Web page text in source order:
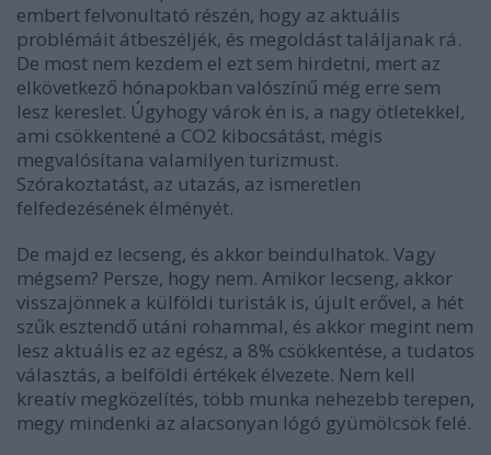
embert felvonultató részén, hogy az aktuális
problémáit átbeszéljék, és megoldást találjanak rá.
De most nem kezdem el ezt sem hirdetni, mert az
elkövetkező hónapokban valószínű még erre sem
lesz kereslet. Úgyhogy várok én is, a nagy ötletekkel,
ami csökkentené a CO2 kibocsátást, mégis
megvalósítana valamilyen turizmust.
Szórakoztatást, az utazás, az ismeretlen
felfedezésének élményét.
De majd ez lecseng, és akkor beindulhatok. Vagy
mégsem? Persze, hogy nem. Amikor lecseng, akkor
visszajönnek a külföldi turisták is, újult erővel, a hét
szűk esztendő utáni rohammal, és akkor megint nem
lesz aktuális ez az egész, a 8% csökkentése, a tudatos
választás, a belföldi értékek élvezete. Nem kell
kreatív megközelítés, több munka nehezebb terepen,
megy mindenki az alacsonyan lógó gyümölcsök felé.